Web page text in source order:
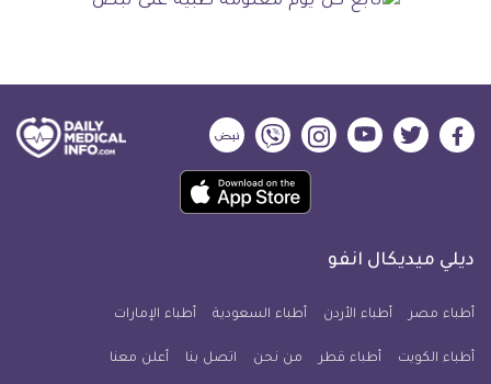
ديلي
فيسبوك
ديلي
تويتر
ديلي
ميديكال
يوتيوب
ديلي
ميديكال
انفو
ديلي
ميديكال
انفو
ديلي
ميديكال
انفو
حمل
تطبيق
معلومة
للآيفون
ديلي ميديكال انفو
أطباء مصر أطباء الأردن أطباء السعودية أطباء الإمارات
أطباء الكويت أطباء قطر من نحن اتصل بنا أعلن معنا